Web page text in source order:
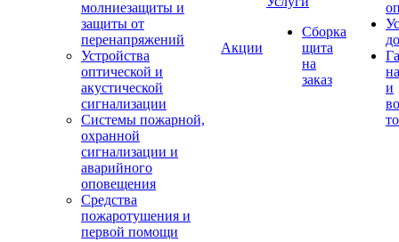
молниезащиты и
защиты от
перенапряжений
Устройства
оптической и
акустической
сигнализации
Системы пожарной,
охранной
сигнализации и
аварийного
оповещения
Средства
пожаротушения и
первой помощи
Акции
Сборка
щита
на
заказ
и